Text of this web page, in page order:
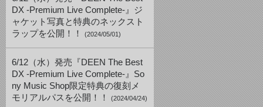
DX -Premium Live Complete-』ジ
ャケット写真と特典のネックスト
ラップを公開！！
(2024/05/01)
6/12（水）発売『DEEN The Best
DX -Premium Live Complete-』So
ny Music Shop限定特典の復刻メ
モリアルパスを公開！！
(2024/04/24)